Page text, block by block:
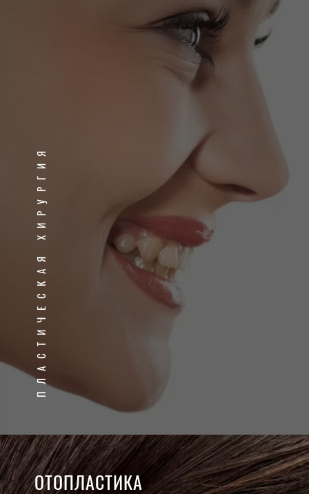
ПЛАСТИЧЕСКАЯ ХИРУРГИЯ
ОТОПЛАСТИКА